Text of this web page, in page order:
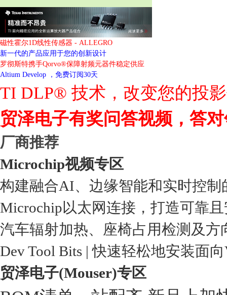
磁性霍尔1D线性传感器 - ALLEGRO
新一代的产品应用于您的创新设计
罗彻斯特携手Qorvo®保障射频元器件稳定供应
Altium Develop ，免费订阅30天
TI DLP® 技术，改变您的投
贸泽电子有奖问答视频，答
厂商推荐
Microchip视频专区
构建融合AI、边缘智能和实时控制
Microchip以太网连接，打造可靠
汽车辐射加热、座椅占用检测及
Dev Tool Bits | 快速轻松地安装面
贸泽电子(Mouser)专区